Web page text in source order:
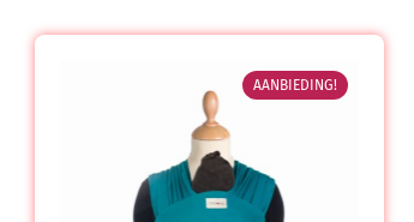
AANBIEDING!